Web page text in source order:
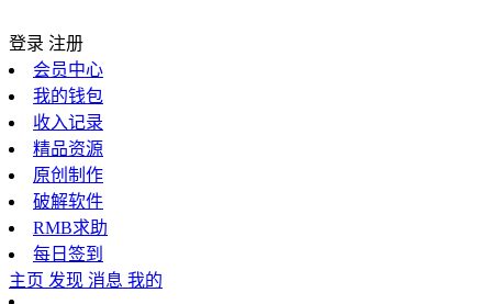
登录 注册
会员中心
我的钱包
收入记录
精品资源
原创制作
破解软件
RMB求助
每日签到
主页 发现 消息 我的